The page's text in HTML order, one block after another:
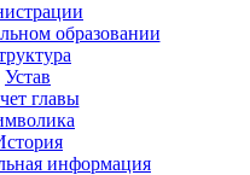
образовании
Устав
главы
информация